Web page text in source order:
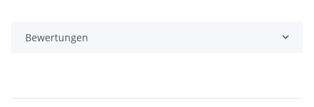
Bewertungen